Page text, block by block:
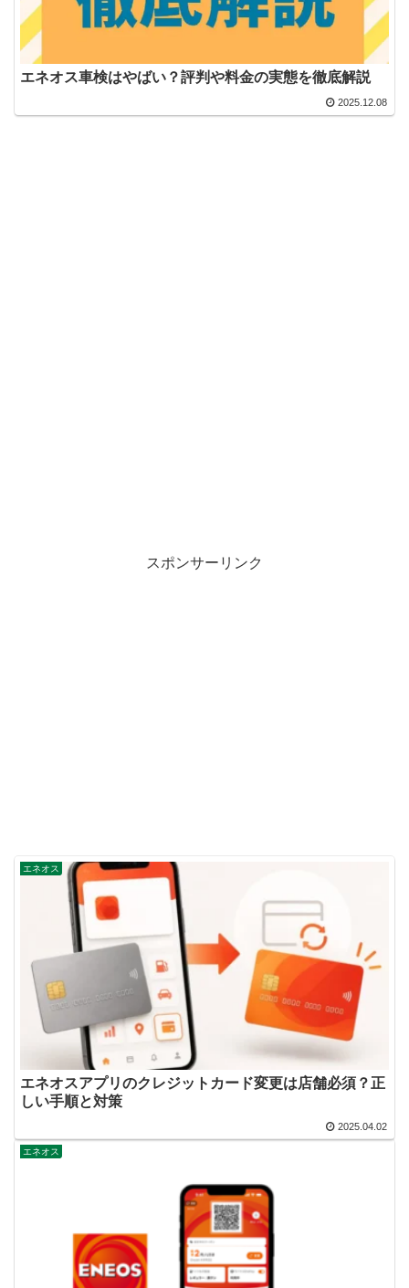
エネオス車検はやばい？評判や料金の実態を徹底解説
2025.12.08
スポンサーリンク
エネオス
エネオスアプリのクレジットカード変更は店舗必須？正
しい手順と対策
2025.04.02
エネオス